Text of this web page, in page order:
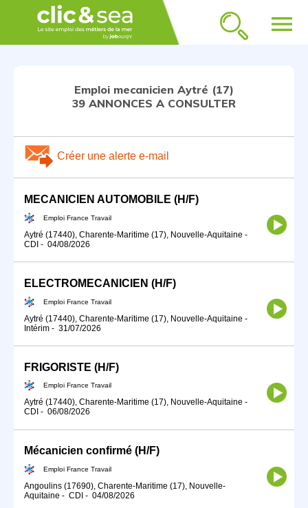
menu
Emploi mecanicien Aytré (17)
39 ANNONCES A CONSULTER
Créer une alerte e-mail
MECANICIEN AUTOMOBILE (H/F)
Emploi France Travail
Aytré (17440), Charente-Maritime (17), Nouvelle-Aquitaine -
CDI - 04/08/2026
ELECTROMECANICIEN (H/F)
Emploi France Travail
Aytré (17440), Charente-Maritime (17), Nouvelle-Aquitaine -
Intérim - 31/07/2026
FRIGORISTE (H/F)
Emploi France Travail
Aytré (17440), Charente-Maritime (17), Nouvelle-Aquitaine -
CDI - 06/08/2026
Mécanicien confirmé (H/F)
Emploi France Travail
Angoulins (17690), Charente-Maritime (17), Nouvelle-
Aquitaine - CDI - 04/08/2026